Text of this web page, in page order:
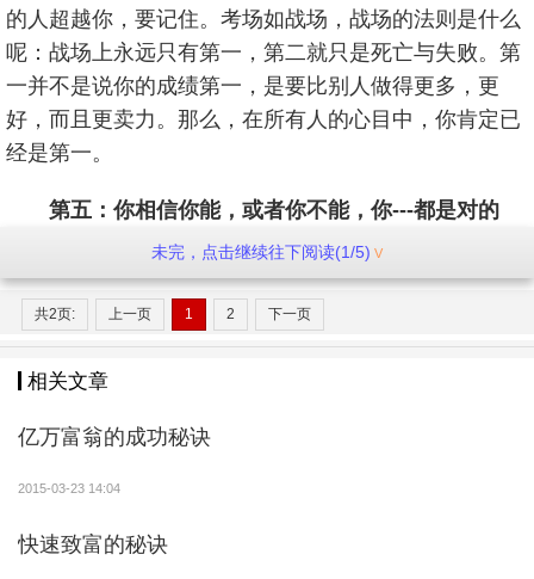
的人超越你，要记住。考场如战场，战场的法则是什么
呢：战场上永远只有第一，第二就只是死亡与失败。第
一并不是说你的成绩第一，是要比别人做得更多，更
好，而且更卖力。那么，在所有人的心目中，你肯定已
经是第一。
第五：你相信你能，或者你不能，你---都是对的
一个人的信念对他的潜力影响到底有多大呢？曾经
有一个催眠大师把一个病人催眠了，然后他拿起一块小
小的冰块在病人的手臂上抹了一下，然后他告诉病人，
这是一个刚刚从火炉拿出来的木炭。结果这个人醒来之
肤？信念是很重要的。
比如在你很想睡的时候，觉得自己睡眠不足需要停
你一个信念：你这个人天生就是不用睡觉的人。 有了这
未完，点击继续往下阅读(1/5)
共2页: 上一页 1 2 下一页
相关文章
亿万富翁的成功秘诀
2015-03-23 14:04
快速致富的秘诀